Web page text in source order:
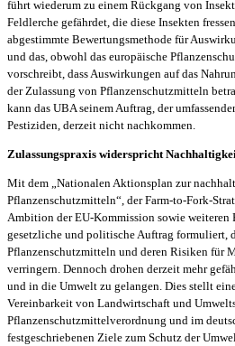
führt wiederum zu einem Rückgang von
Feldlerche gefährdet, die diese Insekten
abgestimmte Bewertungsmethode für
und das, obwohl das europäische
vorschreibt, dass Auswirkungen auf das
der Zulassung von Pflanzenschutzmitteln
kann das UBA seinem Auftrag, der
Pestiziden, derzeit nicht nachkommen.
Zulassungspraxis widerspricht
Mit dem „Nationalen Aktionsplan zur
Pflanzenschutzmitteln“, der Farm-to-Fork-
Ambition der EU-Kommission sowie weiteren
gesetzliche und politische Auftrag formuliert,
Pflanzenschutzmitteln und deren Risiken für
verringern. Dennoch drohen derzeit mehr
und in die Umwelt zu gelangen. Dies stellt
Vereinbarkeit von Landwirtschaft und
Pflanzenschutzmittelverordnung und im
festgeschriebenen Ziele zum Schutz der